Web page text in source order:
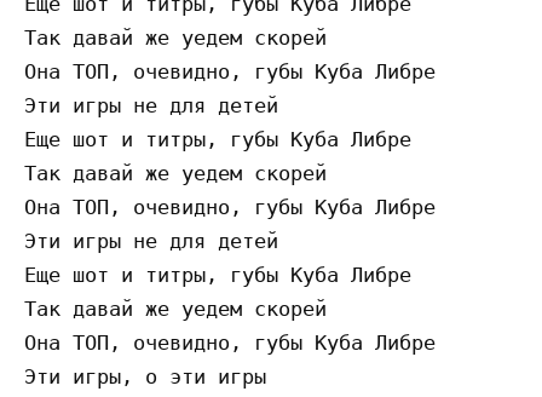
Так давай же уедем скорей
Она ТОП, очевидно, губы Куба Либре
Эти игры не для детей
Еще шот и титры, губы Куба Либре
Так давай же уедем скорей
Она ТОП, очевидно, губы Куба Либре
Эти игры не для детей
Еще шот и титры, губы Куба Либре
Так давай же уедем скорей
Она ТОП, очевидно, губы Куба Либре
Эти игры, о эти игры